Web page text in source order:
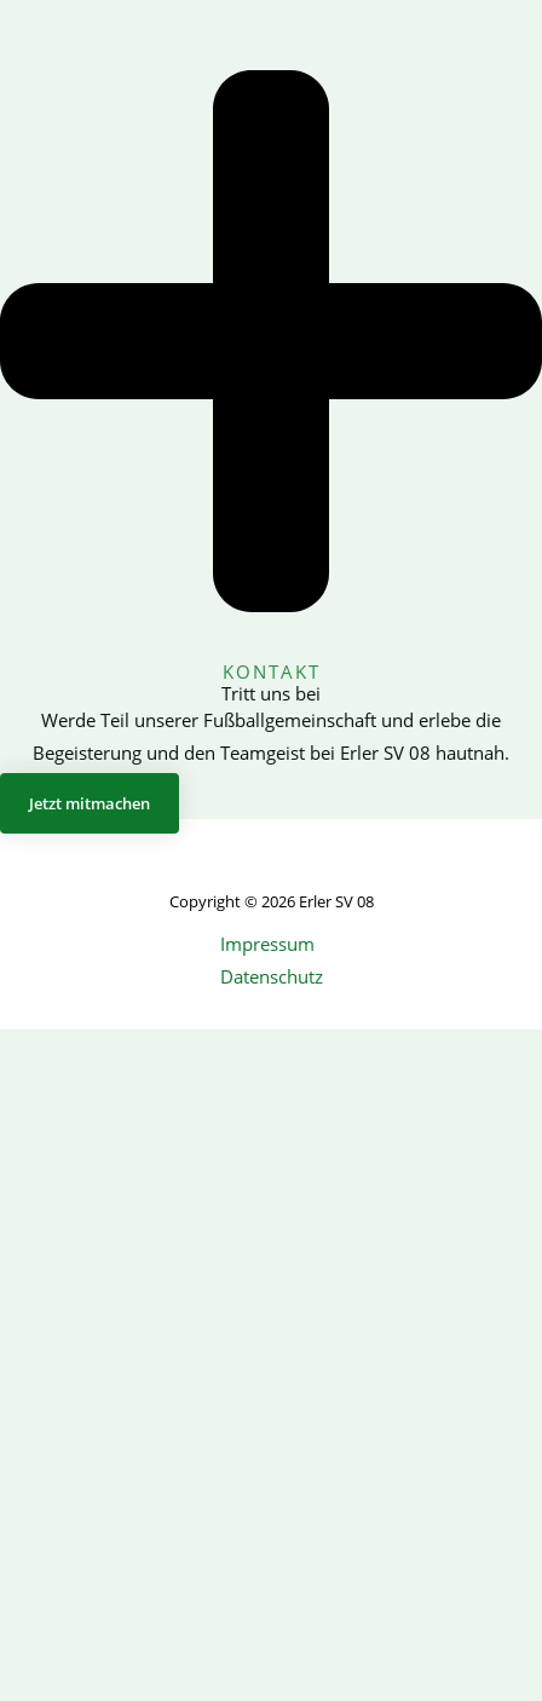
KONTAKT
Tritt uns bei
Werde Teil unserer Fußballgemeinschaft und erlebe die
Begeisterung und den Teamgeist bei Erler SV 08 hautnah.
Jetzt mitmachen
Copyright © 2026 Erler SV 08
Impressum
Datenschutz